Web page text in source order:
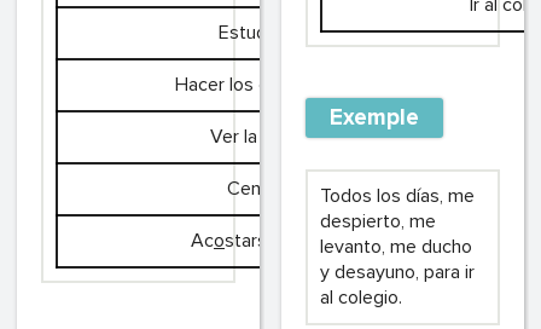
Estudiar
Hacer los deberes
Ver la tele
Cenar
Acostarse (ue)
Ir al
Exemple
Todos los días, me
despierto, me
levanto, me ducho
y desayuno, para ir
al colegio.